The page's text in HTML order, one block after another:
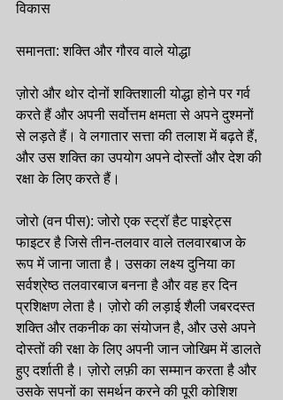
विकास
समानता: शक्ति और गौरव वाले योद्धा
ज़ोरो और थोर दोनों शक्तिशाली योद्धा होने पर गर्व
करते हैं और अपनी सर्वोत्तम क्षमता से अपने दुश्मनों
से लड़ते हैं। वे लगातार सत्ता की तलाश में बढ़ते हैं,
और उस शक्ति का उपयोग अपने दोस्तों और देश की
रक्षा के लिए करते हैं।
जोरो (वन पीस): जोरो एक स्ट्रॉ हैट पाइरेट्स
फाइटर है जिसे तीन-तलवार वाले तलवारबाज के
रूप में जाना जाता है। उसका लक्ष्य दुनिया का
सर्वश्रेष्ठ तलवारबाज बनना है और वह हर दिन
प्रशिक्षण लेता है। ज़ोरो की लड़ाई शैली जबरदस्त
शक्ति और तकनीक का संयोजन है, और उसे अपने
दोस्तों की रक्षा के लिए अपनी जान जोखिम में डालते
हुए दर्शाती है। ज़ोरो लफ़ी का सम्मान करता है और
उसके सपनों का समर्थन करने की पूरी कोशिश